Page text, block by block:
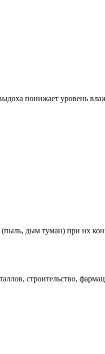
понижает уровень
(пыль, дым туман) при их
строительство,